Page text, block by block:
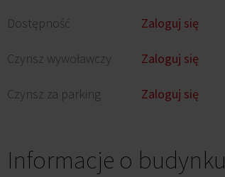
Dostępność Zaloguj się
Czynsz wywoławczy Zaloguj się
Czynsz za parking Zaloguj się
Informacje o budynku